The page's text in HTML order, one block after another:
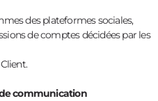
des plateformes sociales,
de comptes décidées par les
communication